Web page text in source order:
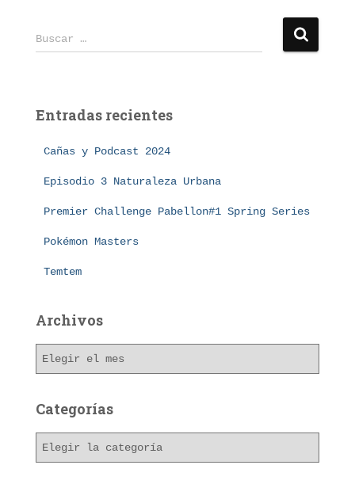
B
u
r
Buscar …
Entradas recientes
Cañas y Podcast 2024
Episodio 3 Naturaleza Urbana
Premier Challenge Pabellon#1 Spring Series
Pokémon Masters
Temtem
Archivos
h
Categorías